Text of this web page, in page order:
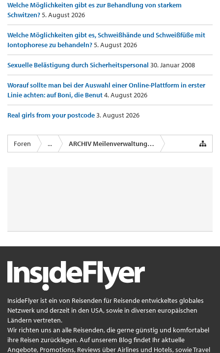
Welche Möglichkeiten gibt es zur Behandlung von starkem
Schwitzen?5. August 2026
Welche Möglichkeiten gibt es, Schweißhände und Schweißfüße mit
Iontophorese zu behandeln?5. August 2026
Sexuelle Belästigung durch Sicherheitspersonal 30. Januar 2008
Worauf sollte man bei der Auswahl einer Online-Plattform in erster
Linie achten: auf Boni, die Benut4. August 2026
Real girls from your postcode3. August 2026
Foren ... ARCHIV Meilenverwaltungsprogramm
InsideFlyer ist ein von Reisenden für Reisende entwickeltes globales
Netzwerk und derzeit in den USA, sowie in diversen europäischen
Ländern vertreten.
Wir richten uns an alle Reisenden, die gerne günstig und komfortabel
ihre Reisen zurücklegen. Auf unserem Blog findet Ihr aktuelle
Angebote, Promotions, Reviews über Airlines und Hotels, sowie Travel